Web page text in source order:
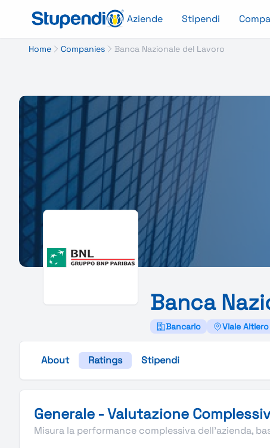
Aziende Stipendi
Home Companies Banca Nazionale del Lavoro
Banca
Bancario Viale
About Ratings Stipendi
Generale - Valutazione
Misura la performance complessiva dell'azienda,